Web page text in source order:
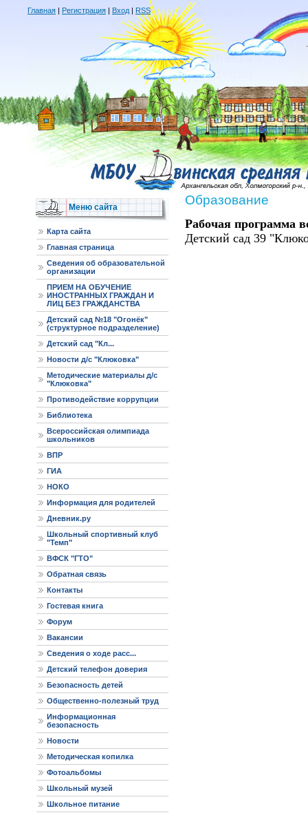
Главная | Регистрация | Вход | RSS
Меню сайта
Карта сайта
Главная страница
Сведения об образовательной
организации
ПРИЕМ НА ОБУЧЕНИЕ
ИНОСТРАННЫХ ГРАЖДАН И
ЛИЦ БЕЗ ГРАЖДАНСТВА
Детский сад №18 "Огонёк"
(структурное подразделение)
Детский сад "Кл...
Новости д/с "Клюковка"
Методические материалы д/с
"Клюковка"
Противодействие коррупции
Библиотека
Всероссийская олимпиада
школьников
ВПР
ГИА
НОКО
Информация для родителей
Дневник.ру
Школьный спортивный клуб
"Темп"
ВФСК "ГТО"
Обратная связь
Контакты
Гостевая книга
Форум
Вакансии
Сведения о ходе расс...
Детский телефон доверия
Безопасность детей
Общественно-полезный труд
Информационная
безопасность
Новости
Методическая копилка
Фотоальбомы
Школьный музей
Школьное питание
Образование
Рабочая программа
Детский сад 39